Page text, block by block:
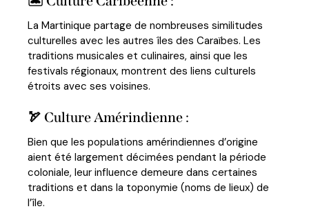
La Martinique partage de nombreuses similitudes
culturelles avec les autres îles des Caraïbes. Les
traditions musicales et culinaires, ainsi que les
festivals régionaux, montrent des liens culturels
étroits avec ses voisines.
🏹 Culture Amérindienne :
Bien que les populations amérindiennes d’origine
aient été largement décimées pendant la période
coloniale, leur influence demeure dans certaines
traditions et dans la toponymie (noms de lieux) de
l’île.